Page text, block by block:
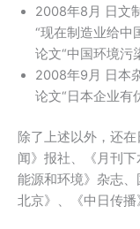
2008年8月 日文
“现在制造业给中
论文“中国环境污
2008年9月 日本
论文“日本企业有
除了上述以外，还
闻》报社、《月刊
能源和环境》杂志
北京》、《中日传播